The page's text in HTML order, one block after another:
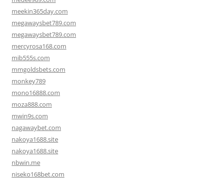
meekin365day.com
megawaysbet789.com
megawaysbet789.com
mercyrosa168.com
mib555s.com
mmgoldsbets.com
monkey789
mono16888.com
moza888.com
mwin9s.com
nagawaybet.com
nakoya1688.site
nakoya1688.site
nbwin.me
niseko168bet.com